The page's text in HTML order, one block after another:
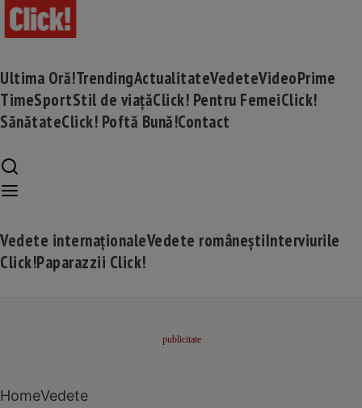
Ultima Oră!TrendingActualitateVedeteVideoPrime
TimeSportStil de viațăClick! Pentru FemeiClick!
SănătateClick! Poftă Bună!Contact
Vedete internaționaleVedete româneștiInterviurile
Click!Paparazzii Click!
HomeVedete